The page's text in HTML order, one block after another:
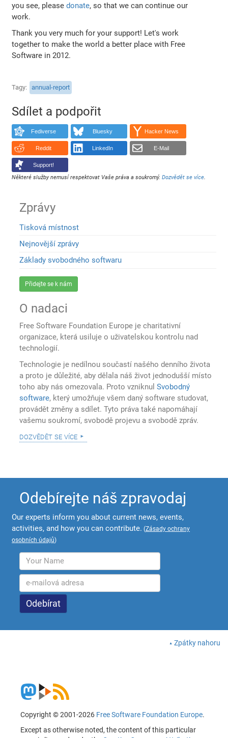
you see, pleasedonate, so that we can continue our
work.
Thank you very much for your support! Let's work
together to make the world a better place with Free
Software in 2012.
Tagy annual-report
Sdílet a podpořit
Fediverse Bluesky Hacker News
Reddit LinkedIn E-Mail
Support!
Některé služby nemusí respektovat Vaše práva a soukromý.Dozvědět se více.
Zprávy
Tisková místnost
Nejnovější zprávy
Základy svobodného softwaru
Přidejte se k nám
O nadaci
Free Software Foundation Europe je charitativní
organizace, která usiluje o uživatelskou kontrolu nad
technologií.
Technologie je nedílnou součastí našého denního života
a proto je důležité, aby dělala náš život jednodušší místo
toho aby nás omezovala. Proto vzniknulSvobodný
software, který umožňuje všem daný software studovat,
provádět změny a sdílet. Tyto práva také napomáhají
vašemu soukromí, svobodě projevu a svobodě zpráv.
dozvědět se více
Odebírejte náš zpravodaj
Our experts inform you about current news, events,
activities, and how you can contribute. (Zásady ochrany
osobních údajů)
Zpátky nahoru
Copyright © 2001-2026 Free Software Foundation Europe.
Except as otherwise noted, the content of this particular